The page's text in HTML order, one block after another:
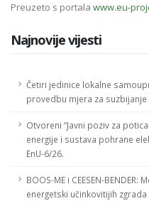
Preuzeto s portala www.eu-
Najnovije vijesti
Četiri jedinice lokalne
provedbu mjera za
Otvoreni “Javni poziv za
energije i sustava pohrane
EnU-6/26.
BOOS-ME i CEESEN-
energetski učinkovitijih zgrada